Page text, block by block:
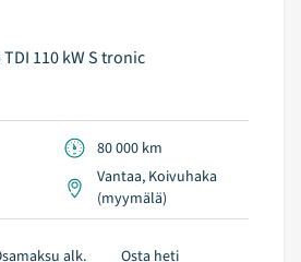
110 kW S tronic
80 000 km
Vantaa, Koivuhaka
(myymälä)
alk. Osta heti